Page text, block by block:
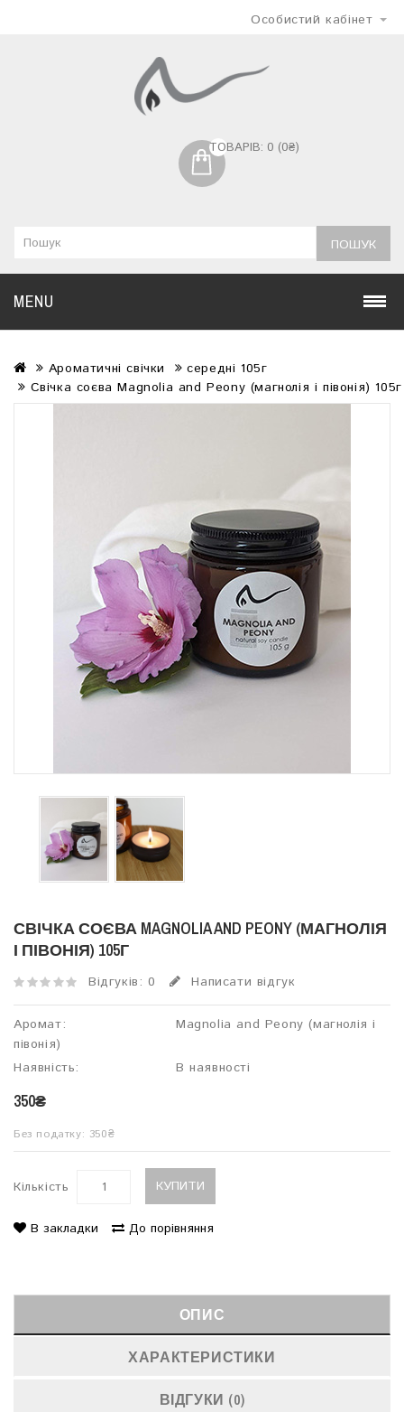
Особистий кабінет
ТОВАРІВ: 0 (0₴)
ПОШУК
MENU
Ароматичні свічки
середні 105г
Свічка соєва Magnolia and Peony (магнолія і півонія) 105г
СВІЧКА СОЄВА MAGNOLIA AND PEONY (МАГНОЛІЯ
І ПІВОНІЯ) 105Г
Відгуків: 0 Написати відгук
Аромат:
Magnolia and Peony (магнолія і
півонія)
Наявність:
В наявності
350₴
Без податку: 350₴
Кількість КУПИТИ
В закладки До порівняння
ОПИС
ХАРАКТЕРИСТИКИ
ВІДГУКИ (0)